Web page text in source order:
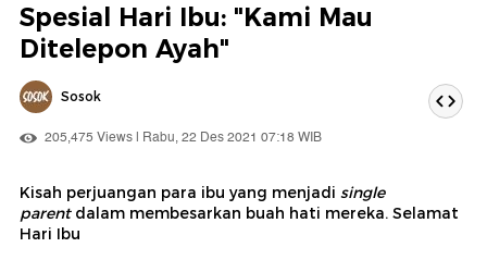
Spesial Hari Ibu: "Kami Mau
Ditelepon Ayah"
Sosok
205,475 Views | Rabu, 22 Des 2021 07:18 WIB
Kisah perjuangan para ibu yang menjadi single
parent dalam membesarkan buah hati mereka. Selamat
Hari Ibu